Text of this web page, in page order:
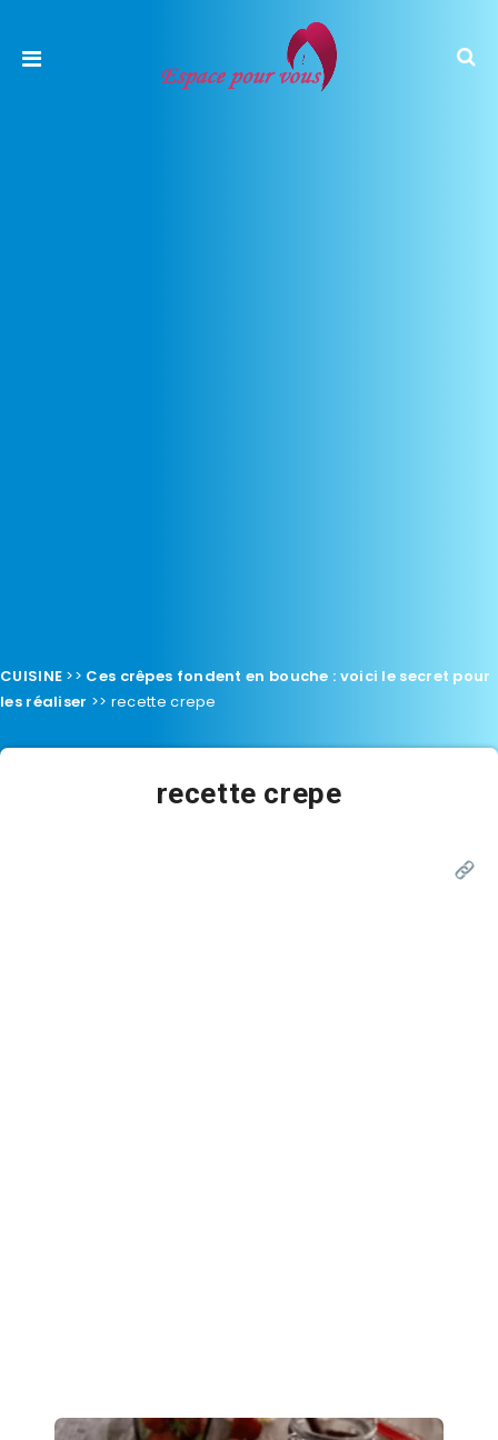
CUISINE >> Ces crêpes fondent en bouche : voici le secret pour
les réaliser >> recette crepe
recette crepe